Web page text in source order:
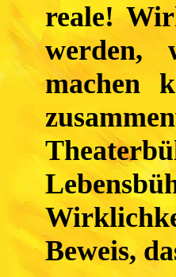
reale!
werden,
machen
Beweis,